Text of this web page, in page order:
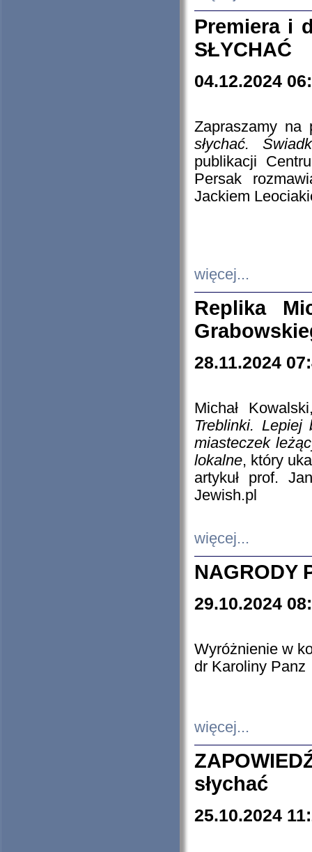
Premiera i
SŁYCHAĆ
04.12.2024
Zapraszamy
słychać.
publikacji
Persak
Jackiem
więcej...
Replika
28.11.2024
Michał
Treblinki. Lepiej
miasteczek
lokalne, który
artykuł prof.
Jewish.pl
więcej...
NAGRODY
29.10.2024
Wyróżnienie w
dr Karoliny Panz
więcej...
słychać
25.10.2024